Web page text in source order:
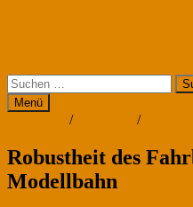
Suchen
nach:
Menü
/ /
Robustheit des
Modellbahn